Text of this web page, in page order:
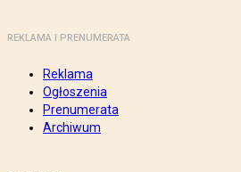
REKLAMA I PRENUMERATA
Reklama
Ogłoszenia
Prenumerata
Archiwum